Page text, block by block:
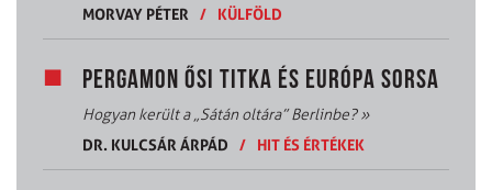
MORVAY PÉTER
/ KÜLFÖLD
PERGAMON ŐSI TITKA ÉS EURÓPA SORSA
Hogyan került a „Sátán oltára” Berlinbe?»
DR. KULCSÁR ÁRPÁD
/ HIT ÉS ÉRTÉKEK